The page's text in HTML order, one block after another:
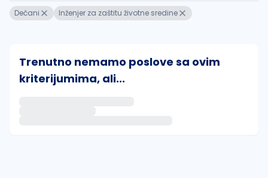
Dečani Inženjer za zaštitu životne sredine
Trenutno nemamo poslove sa ovim
kriterijumima, ali...